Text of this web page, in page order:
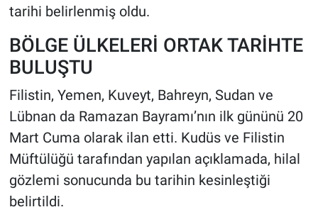
tarihi belirlenmiş oldu.
BÖLGE ÜLKELERİ ORTAK TARİHTE
BULUŞTU
Filistin, Yemen, Kuveyt, Bahreyn, Sudan ve
Lübnan da Ramazan Bayramı’nın ilk gününü 20
Mart Cuma olarak ilan etti. Kudüs ve Filistin
Müftülüğü tarafından yapılan açıklamada, hilal
gözlemi sonucunda bu tarihin kesinleştiği
belirtildi.